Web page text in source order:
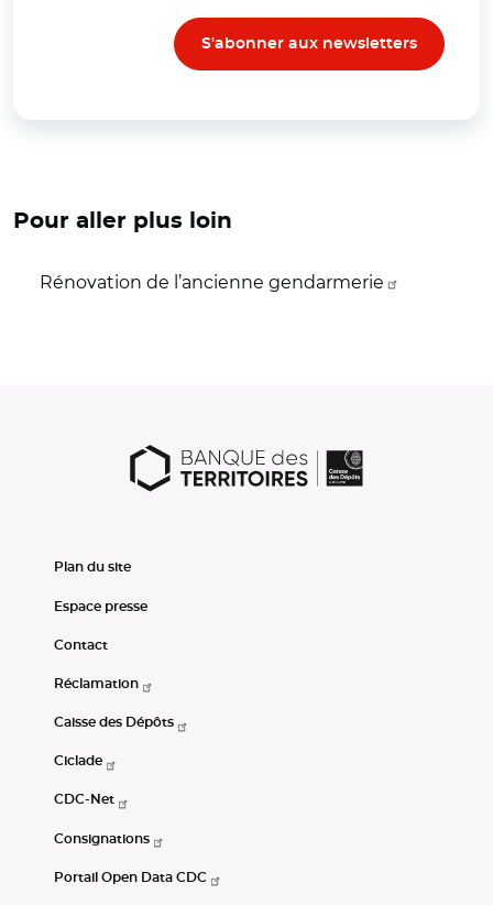
S'abonner aux newsletters
Pour aller plus loin
Rénovation de l’ancienne gendarmerie
Plan du site
Espace presse
Contact
Réclamation
Caisse des Dépôts
Ciclade
CDC-Net
Consignations
Portail Open Data CDC